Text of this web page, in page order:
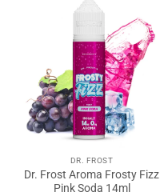
DR. FROST
Dr. Frost Aroma Frosty Fizz
Pink Soda 14ml